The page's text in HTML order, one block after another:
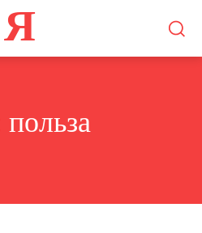
Я
польза